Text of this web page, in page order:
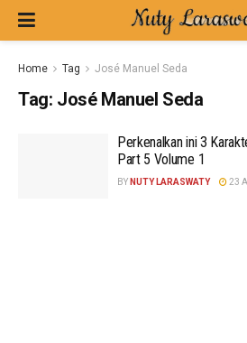
Home Tag José Manuel Seda
Tag: José Manuel Seda
Perkenalkan ini 3
Part 5 Volume 1
BY NUTY LARASWATY 23